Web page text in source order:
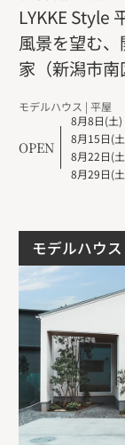
LYKKE Style
風景を望む
家（新潟市南
モデルハウス | 平屋
OPEN
8月8日(土)
8月15日(
8月22日(
8月29日(
モデルハウス